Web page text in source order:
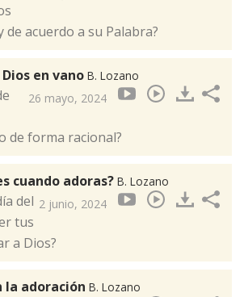
acuerdo a su Palabra?
en vano B. Lozano
26 mayo, 2024
de forma racional?
cuando adoras? B. Lozano
2 junio, 2024
del
tus
a Dios?
la adoración B. Lozano